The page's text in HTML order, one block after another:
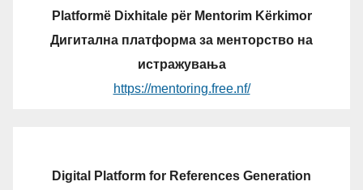
Platformë Dixhitale për Mentorim Kërkimor
Дигитална платформа за менторство на
истражувања
https://mentoring.free.nf/
Digital Platform for References Generation